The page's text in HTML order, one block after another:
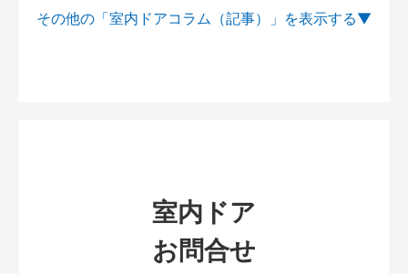
その他の「室内ドアコラム（記事）」を
室内ドア
お問合せ